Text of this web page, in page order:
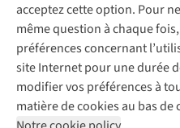
acceptez cette option. Pour
même question à chaque
préférences concernant
site Internet pour une durée
modifier vos préférences à
matière de cookies au bas
Mentions légales
Conditions